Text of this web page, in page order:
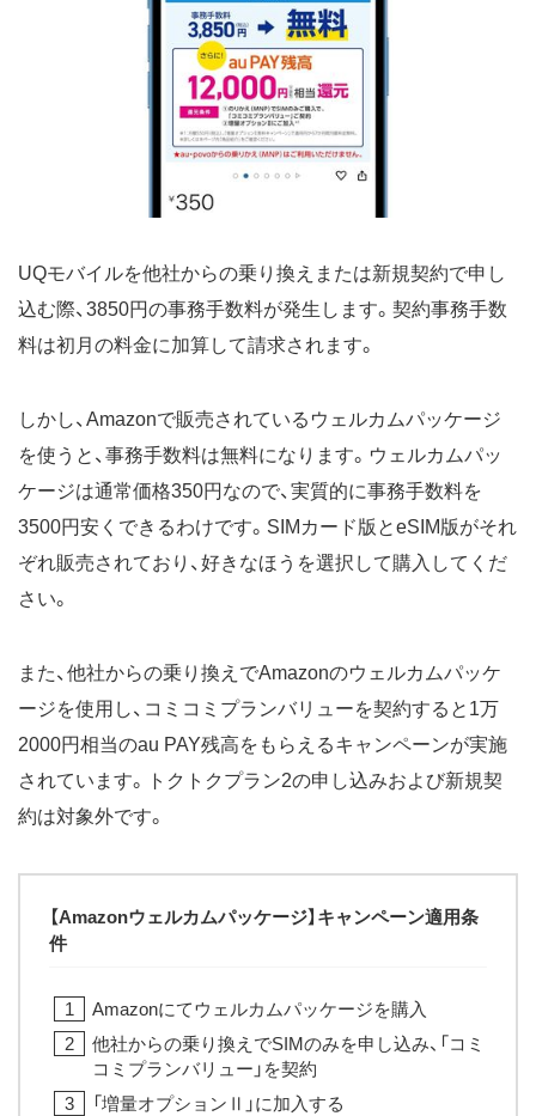
UQモバイルを他社からの乗り換えまたは新規契約で申し
込む際、3850円の事務手数料が発生します。契約事務手数
料は初月の料金に加算して請求されます。
しかし、Amazonで販売されているウェルカムパッケージ
を使うと、事務手数料は無料になります。ウェルカムパッ
ケージは通常価格350円なので、実質的に事務手数料を
3500円安くできるわけです。SIMカード版とeSIM版がそれ
ぞれ販売されており、好きなほうを選択して購入してくだ
さい。
また、他社からの乗り換えでAmazonのウェルカムパッケ
ージを使用し、コミコミプランバリューを契約すると1万
2000円相当のau PAY残高をもらえるキャンペーンが実施
されています。トクトクプラン2の申し込みおよび新規契
約は対象外です。
【Amazonウェルカムパッケージ】キャンペーン適用条
件
Amazonにてウェルカムパッケージを購入
他社からの乗り換えでSIMのみを申し込み、「コミ
コミプランバリュー」を契約
「増量オプションⅡ」に加入する